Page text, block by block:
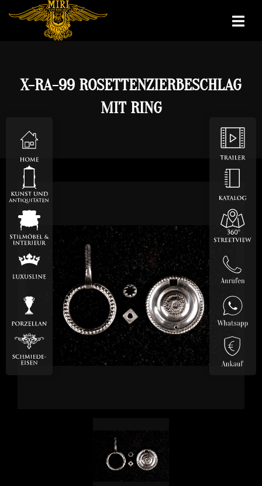
X-RA-99 ROSETTENZIERBESCHLAG
MIT RING